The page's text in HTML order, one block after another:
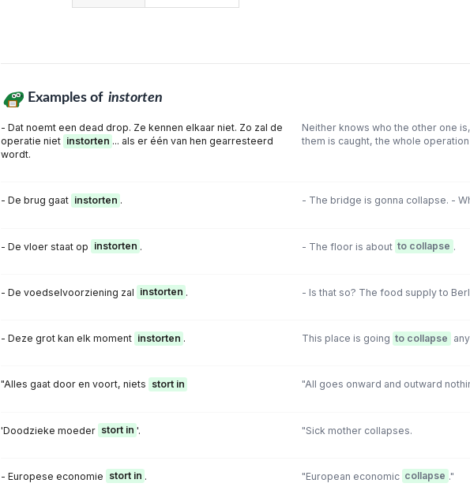
Examples of instorten
- Dat noemt een dead drop. Ze kennen elkaar niet. Zo zal de
operatie niet instorten ... als er één van hen gearresteerd
wordt.
Neither knows who the other one
them is caught, the whole
- De brug gaat instorten . - The bridge is gonna collapse. -
- De vloer staat op instorten . - The floor is about to collapse .
- De voedselvoorziening zal instorten . - Is that so? The food supply to
- Deze grot kan elk moment instorten . This place is going to collapse
"Alles gaat door en voort, niets stort in "AII goes onward and outward
'Doodzieke moeder stort in '. "Sick mother collapses.
- Europese economie stort in . "European economic collapse ."